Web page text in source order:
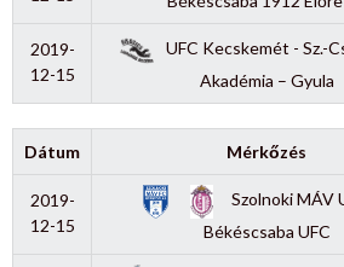
2019-
12-15
UFC Kecskemét - Sz.-
Akadémia – Gyula
Dátum Mérkőzés
2019-
12-15
Szolnoki MÁV
Békéscsaba UFC